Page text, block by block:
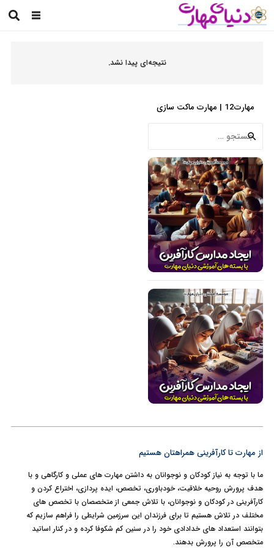
نتیجه‌ای پیدا نشد.
مهارت12 | مهارت ماکت سازی
برای:
از مهارت تا کارآفرینی همراهتان هستیم
ما با توجه به نیاز کودکان و نوجوانان به داشتن مهارت های عملی و کارگاهی و با
هدف پرورش روحیه خلاقیت، خودباوری، تخصص، ایده پردازی، اختراع کردن و
کارآفرینی در کودکان و نوجوانان، با تلاش جمعی از متخصصان با تخصص های
مختلف در تلاش هستیم تا برای فرزندان این سرزمین شرایطی را فراهم سازیم که
بتوانند استعداد های خدادادی خود را در سنین کم شکوفا کرده و در کنار اساتید
متخصص آن را پرورش بدهند.